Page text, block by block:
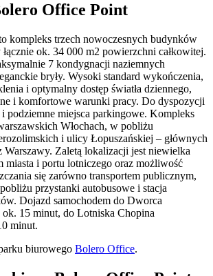
Office Point
kompleks trzech nowoczesnych budynków
ok. 34 000 m2 powierzchni całkowitej.
7 kondygnacji naziemnych
bryły. Wysoki standard wykończenia,
i optymalny dostęp światła dziennego,
i komfortowe warunki pracy. Do dyspozycji
podziemne miejsca parkingowe. Kompleks
Włochach, w pobliżu
i ulicy Łopuszańskiej – głównych
Zaletą lokalizacji jest niewielka
miasta i portu lotniczego oraz możliwość
się zarówno transportem publicznym,
przystanki autobusowe i stacja
Dojazd samochodem do Dworca
ok. 15 minut, do Lotniska Chopina
minut.
biurowego Bolero Office.